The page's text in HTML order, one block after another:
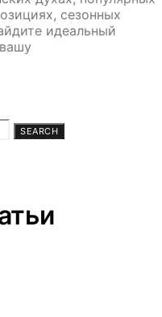
сезонных
идеальный
SEARCH